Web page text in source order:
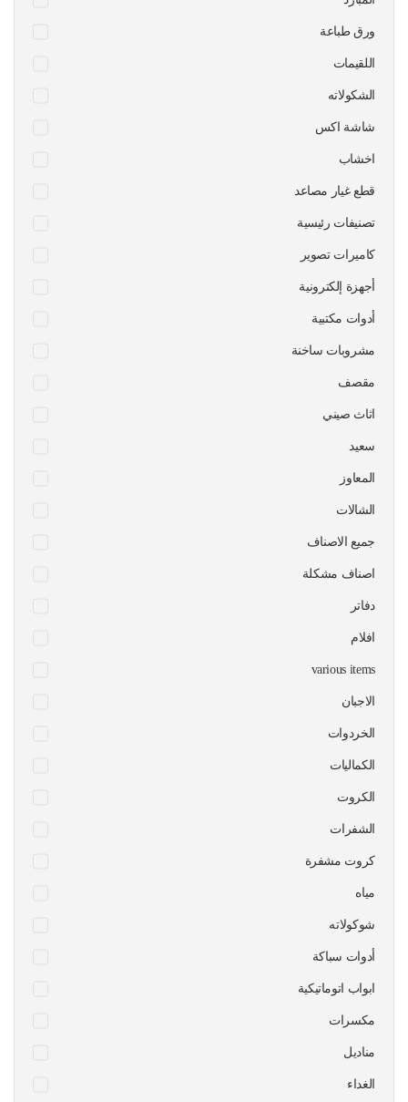
ورق طباعة
اللقيمات
الشكولاته
شاشة اكس
اخشاب
قطع غيار مصاعد
تصنيفات رئيسية
كاميرات تصوير
أجهزة إلكترونية
أدوات مكتبية
مشروبات ساخنة
مقصف
اثاث صيني
سعيد
المعاوز
الشالات
جميع الاصناف
اصناف مشكلة
دفاتر
افلام
various items
الاجبان
الخردوات
الكماليات
الكروت
الشفرات
كروت مشفرة
مياه
شوكولاته
أدوات سباكة
ابواب اتوماتيكية
مكسرات
مناديل
الغداء